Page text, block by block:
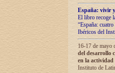
España: vivir
El libro recoge
“España:
Ibéricos del
16-17 de mayo
del desarrollo
en la
Instituto de